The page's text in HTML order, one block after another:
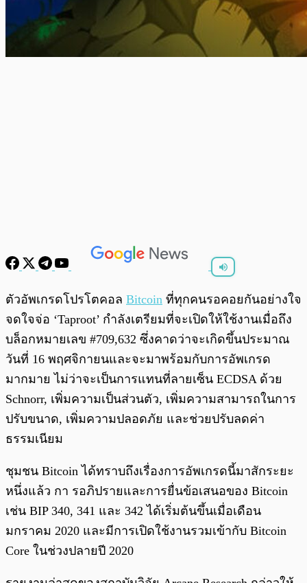
พร้อมเล่น 0:00/ 0:00
ตัวอัพเกรดโปรโตคอล Bitcoin ที่ทุกคนรอคอยกันอย่างใจ
จดใจจ่อ ‘Taproot’ กำลังเตรียมที่จะเปิดให้ใช้งานเมื่อถึง
บล็อกหมายเลข #709,632 ซึ่งคาดว่าจะเกิดขึ้นประมาณ
วันที่ 16 พฤศจิกายนและจะมาพร้อมกับการอัพเกรด
มากมาย ไม่ว่าจะเป็นการแทนที่ลายเซ็น ECDSA ด้วย
Schnorr, เพิ่มความเป็นส่วนตัว, เพิ่มความสามารถในการ
ปรับขนาด, เพิ่มความปลอดภัย และช่วยปรับลดค่า
ธรรมเนียม
ชุมชน Bitcoin ได้ทราบถึงเรื่องการอัพเกรดนี้มาสักระยะ
หนึ่งแล้ว กา รอภิปรายและการยื่นข้อเสนอของ Bitcoin
เช่น BIP 340, 341 และ 342 ได้เริ่มต้นขึ้นเมื่อเดือน
มกราคม 2020 และมีการเปิดใช้งานรวมเข้ากับ Bitcoin
Core ในช่วงปลายปี 2020